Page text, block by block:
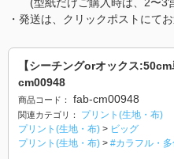
(型紙だけご購入時は、2〜3
・発送は、クリックポストにて
【シーチングorオックス
cm00948
商品コード： fab-cm00948
関連カテゴリ：
プリント(生地・布)
プリント(生地・布) > ビッグ
プリント(生地・布) > #カラフル・